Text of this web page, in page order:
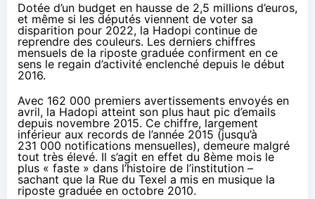
Dotée d’un budget en hausse de 2,5 millions d’euros,
et même si les députés viennent de voter sa
disparition pour 2022, la Hadopi continue de
reprendre des couleurs. Les derniers chiffres
mensuels de la riposte graduée confirment en ce
sens le regain d’activité enclenché depuis le début
2016.
Avec 162 000 premiers avertissements envoyés en
avril, la Hadopi atteint son plus haut pic d’emails
depuis novembre 2015. Ce chiffre, largement
inférieur aux records de l’année 2015 (jusqu’à
231 000 notifications mensuelles), demeure malgré
tout très élevé. Il s’agit en effet du 8ème mois le
plus « faste » dans l’histoire de l’institution –
sachant que la Rue du Texel a mis en musique la
riposte graduée en octobre 2010.